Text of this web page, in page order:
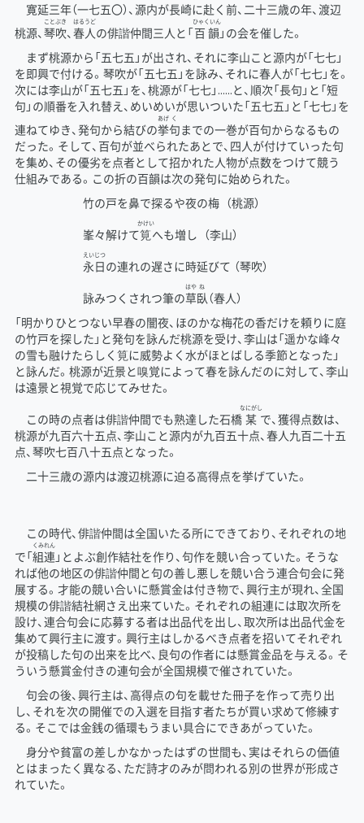
寛延三年（一七五〇）、源内が長崎に赴く前、二十三歳の年、渡辺
桃源、琴吹
ことぶき
、春人
はるうど
の俳諧仲間三人と「百韻
ひゃくいん
」の会を催した。
まず桃源から「五七五」が出され、それに李山こと源内が「七七」
を即興で付ける。琴吹が「五七五」を詠み、それに春人が「七七」を。
次には李山が「五七五」を、桃源が「七七」……と、順次「長句」と「短
句」の順番を入れ替え、めいめいが思いついた「五七五」と「七七」を
連ねてゆき、発句から結びの挙
あげ
句
く
までの一巻が百句からなるもの
だった。そして、百句が並べられたあとで、四人が付けていった句
を集め、その優劣を点者として招かれた人物が点数をつけて競う
仕組みである。この折の百韻は次の発句に始められた。
竹の戸を鼻で探るや夜の梅 （桃源）
峯々解けて筧
かけい
へも増し （李山）
永日
えいじつ
の連れの遅さに時延びて （琴吹）
詠みつくされつ筆の草
はや
臥
ね
（春人）
「明かりひとつない早春の闇夜、ほのかな梅花の香だけを頼りに庭
の竹戸を探した」と発句を詠んだ桃源を受け、李山は「遥かな峰々
の雪も融けたらしく筧に威勢よく水がほとばしる季節となった」
と詠んだ。桃源が近景と嗅覚によって春を詠んだのに対して、李山
は遠景と視覚で応じてみせた。
この時の点者は俳諧仲間でも熟達した石橋 某
なにがし
で、獲得点数は、
桃源が九百六十五点、李山こと源内が九百五十点、春人九百二十五
点、琴吹七百八十五点となった。
二十三歳の源内は渡辺桃源に迫る高得点を挙げていた。
この時代、俳諧仲間は全国いたる所にできており、それぞれの地
で「組連
くみれん
」とよぶ創作結社を作り、句作を競い合っていた。そうな
れば他の地区の俳諧仲間と句の善し悪しを競い合う連合句会に発
展する。才能の競い合いに懸賞金は付き物で、興行主が現れ、全国
規模の俳諧結社網さえ出来ていた。それぞれの組連には取次所を
設け、連合句会に応募する者は出品代を出し、取次所は出品代金を
集めて興行主に渡す。興行主はしかるべき点者を招いてそれぞれ
が投稿した句の出来を比べ、良句の作者には懸賞金品を与える。そ
ういう懸賞金付きの連句会が全国規模で催されていた。
句会の後、興行主は、高得点の句を載せた冊子を作って売り出
し、それを次の開催での入選を目指す者たちが買い求めて修練す
る。そこでは金銭の循環もうまい具合にできあがっていた。
身分や貧富の差しかなかったはずの世間も、実はそれらの価値
とはまったく異なる、ただ詩才のみが問われる別の世界が形成さ
れていた。